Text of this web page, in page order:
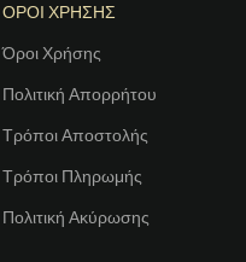
ΟΡΟΙ ΧΡΗΣΗΣ
Όροι Χρήσης
Πολιτική Απορρήτου
Τρόποι Αποστολής
Τρόποι Πληρωμής
Πολιτική Ακύρωσης